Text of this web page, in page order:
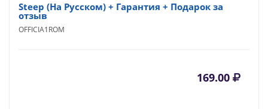
Steep (На Русском) + Гарантия + Подарок за
отзыв
OFFICIA1ROM
169.00